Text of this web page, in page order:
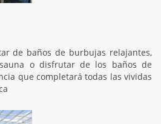
de baños de burbujas relajantes,
o disfrutar de los baños de
que completará todas las vividas